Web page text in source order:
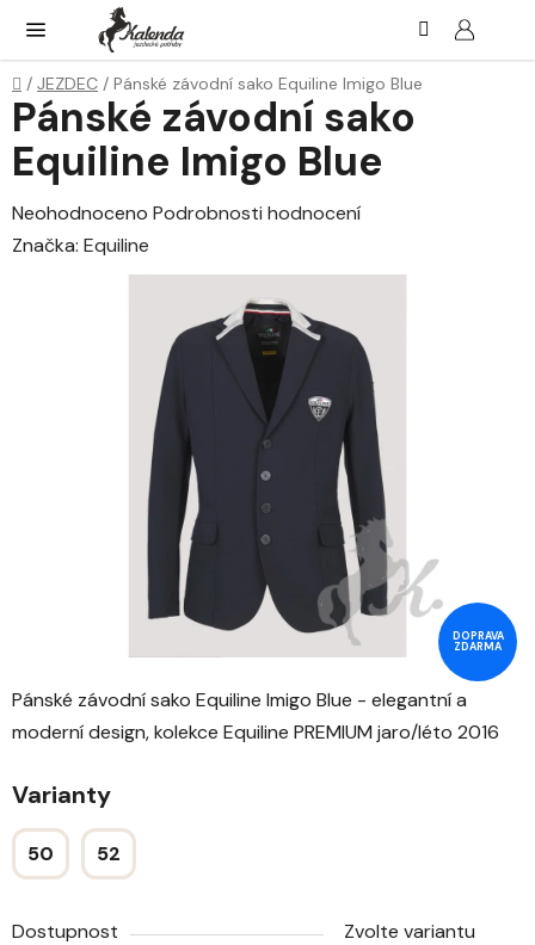
obsah
Domů
/ JEZDEC / Pánské závodní sako Equiline Imigo Blue
Pánské závodní sako Equiline Imigo Blue - elegantní a
moderní design, kolekce Equiline PREMIUM jaro/léto 2016
Varianty
50 52
Dostupnost
Zvolte variantu
Pánské závodní sako
Equiline Imigo Blue
Průměrné
hodnocení
Neohodnoceno Podrobnosti hodnocení
Značka: Equiline
DOPRAVA
ZDARMA